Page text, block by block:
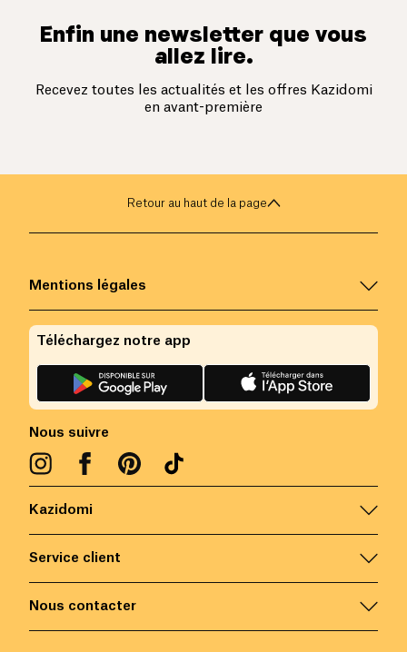
Enfin une newsletter que vous
allez lire.
Recevez toutes les actualités et les offres Kazidomi
en avant-première
Retour au haut de la page
Kazidomi
Service client
Nous contacter
Mentions légales
Nous suivre
Téléchargez notre app